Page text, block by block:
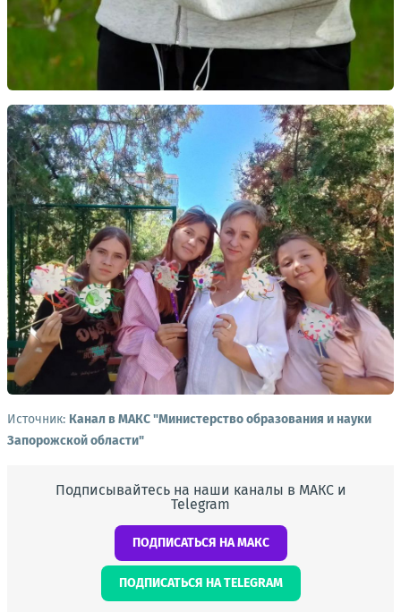
Источник: Канал в МАКС "Министерство образования и науки
Запорожской области"
Подписывайтесь на наши каналы в МАКС и
Telegram
ПОДПИСАТЬСЯ НА МАКС
ПОДПИСАТЬСЯ НА TELEGRAM